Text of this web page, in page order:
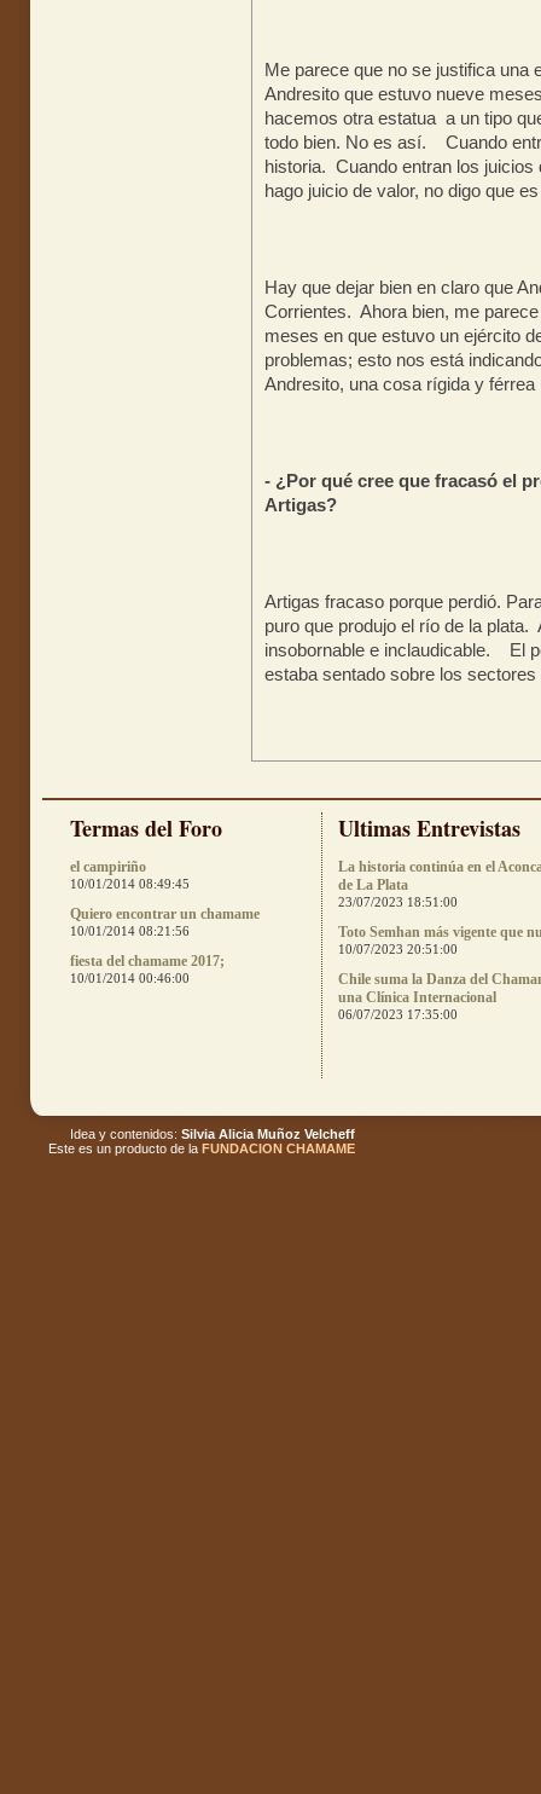
Me parece que no se justifica una
Andresito que estuvo nueve
hacemos otra estatua a un tipo
todo bien. No es así. Cuando
historia. Cuando entran los
hago juicio de valor, no digo que
Hay que dejar bien en claro que
Corrientes. Ahora bien, me
meses en que estuvo un ejército
problemas; esto nos está
Andresito, una cosa rígida y férrea
- ¿Por qué cree que fracasó el
Artigas?
Artigas fracaso porque perdió.
puro que produjo el río de la
insobornable e inclaudicable. El
estaba sentado sobre los
Termas del Foro
el campiriño
10/01/2014 08:49:45
Quiero encontrar un chamame
10/01/2014 08:21:56
fiesta del chamame 2017;
10/01/2014 00:46:00
Ultimas Entrevistas
La historia continúa en el
de La Plata
23/07/2023 18:51:00
Toto Semhan más vigente que
10/07/2023 20:51:00
Chile suma la Danza del
una Clínica Internacional
06/07/2023 17:35:00
Idea y contenidos: Silvia Alicia Muñoz Velcheff
Este es un producto de la FUNDACION CHAMAME